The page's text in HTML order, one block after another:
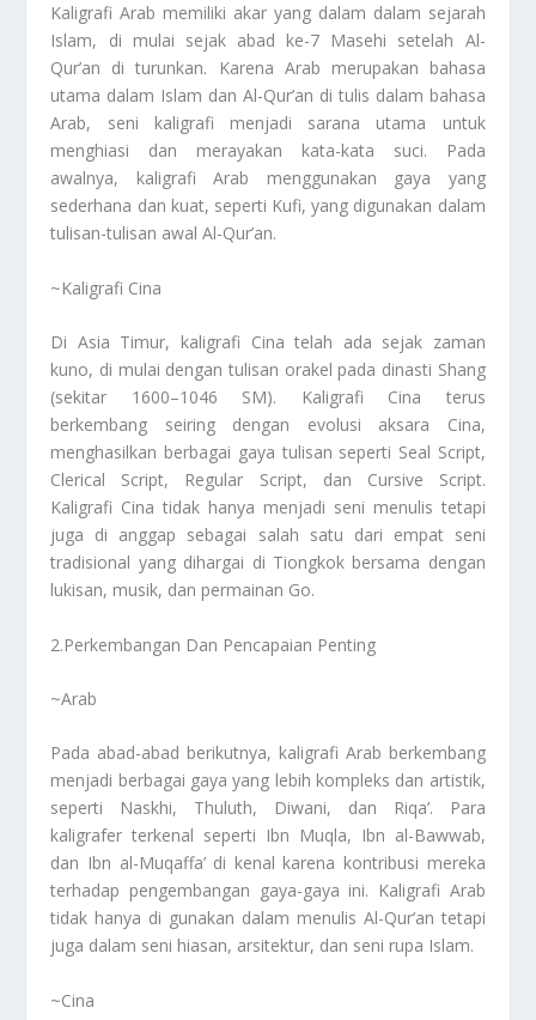
Kaligrafi Arab memiliki akar yang dalam dalam sejarah
Islam, di mulai sejak abad ke-7 Masehi setelah Al-
Qur’an di turunkan. Karena Arab merupakan bahasa
utama dalam Islam dan Al-Qur’an di tulis dalam bahasa
Arab, seni kaligrafi menjadi sarana utama untuk
menghiasi dan merayakan kata-kata suci. Pada
awalnya, kaligrafi Arab menggunakan gaya yang
sederhana dan kuat, seperti Kufi, yang digunakan dalam
tulisan-tulisan awal Al-Qur’an.
~Kaligrafi Cina
Di Asia Timur, kaligrafi Cina telah ada sejak zaman
kuno, di mulai dengan tulisan orakel pada dinasti Shang
(sekitar 1600–1046 SM). Kaligrafi Cina terus
berkembang seiring dengan evolusi aksara Cina,
menghasilkan berbagai gaya tulisan seperti Seal Script,
Clerical Script, Regular Script, dan Cursive Script.
Kaligrafi Cina tidak hanya menjadi seni menulis tetapi
juga di anggap sebagai salah satu dari empat seni
tradisional yang dihargai di Tiongkok bersama dengan
lukisan, musik, dan permainan Go.
2.Perkembangan Dan Pencapaian Penting
~Arab
Pada abad-abad berikutnya, kaligrafi Arab berkembang
menjadi berbagai gaya yang lebih kompleks dan artistik,
seperti Naskhi, Thuluth, Diwani, dan Riqa’. Para
kaligrafer terkenal seperti Ibn Muqla, Ibn al-Bawwab,
dan Ibn al-Muqaffa’ di kenal karena kontribusi mereka
terhadap pengembangan gaya-gaya ini. Kaligrafi Arab
tidak hanya di gunakan dalam menulis Al-Qur’an tetapi
juga dalam seni hiasan, arsitektur, dan seni rupa Islam.
~Cina